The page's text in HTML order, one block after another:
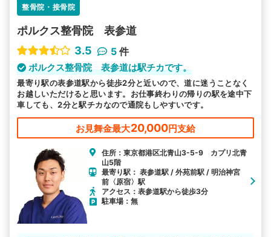
整骨院・接骨院
ポルクス整骨院 表参道
3.5
5 件
ポルクス整骨院 表参道は駅チカです。
最寄り駅の表参道駅から徒歩2分と近いので、道に迷うことなく
お越しいただけると思います。お仕事終わりの帰りの駅を途中下
車しても、2分と駅チカなので通院もしやすいです。
お見舞金最大20,000円支給
住所：東京都港区北青山3-5-9 カプリ北青
山5階
最寄り駅： 表参道駅 / 外苑前駅 / 明治神宮
前〈原宿〉駅
アクセス：表参道駅から徒歩3分
駐車場：無